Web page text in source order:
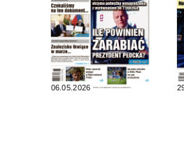
06.05.2026